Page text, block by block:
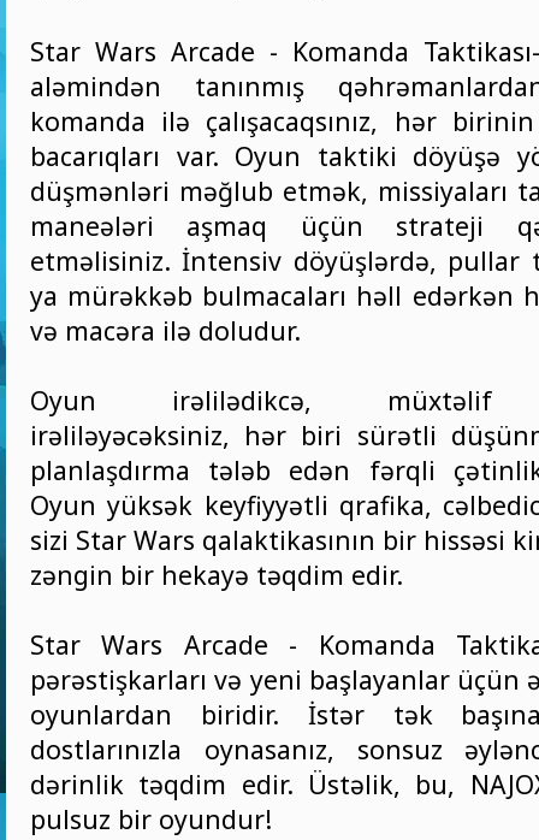
Star Wars Arcade - Komanda
aləmindən tanınmış
komanda ilə çalışacaqsınız, hər
bacarıqları var. Oyun taktiki döyüşə
düşmənləri məğlub etmək, missiyaları
maneələri aşmaq üçün strateji
etməlisiniz. İntensiv döyüşlərdə, pullar
ya mürəkkəb bulmacaları həll edərkən
və macəra ilə doludur.
Oyun irəlilədikcə, müxtəlif
irəliləyəcəksiniz, hər biri sürətli
planlaşdırma tələb edən fərqli
Oyun yüksək keyfiyyətli qrafika,
sizi Star Wars qalaktikasının bir hissəsi
zəngin bir hekayə təqdim edir.
Star Wars Arcade - Komanda
pərəstişkarları və yeni başlayanlar üçün
oyunlardan biridir. İstər tək
dostlarınızla oynasanız, sonsuz
dərinlik təqdim edir. Üstəlik, bu,
pulsuz bir oyundur!